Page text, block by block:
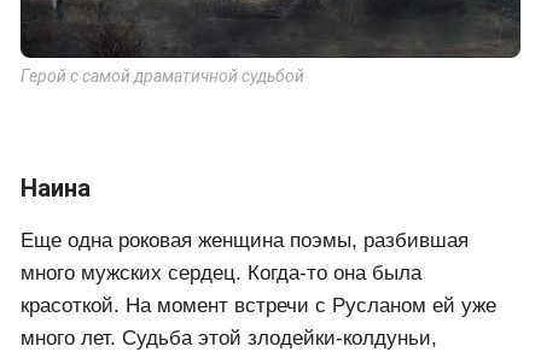
Герой с самой драматичной судьбой
Наина
Еще одна роковая женщина поэмы, разбившая
много мужских сердец. Когда-то она была
красоткой. На момент встречи с Русланом ей уже
много лет. Судьба этой злодейки-колдуньи,